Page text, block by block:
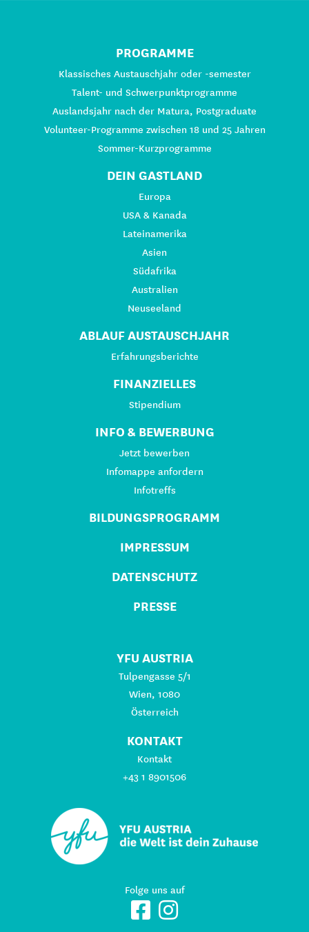
PROGRAMME
Klassisches Austauschjahr oder -semester
Talent- und Schwerpunktprogramme
Auslandsjahr nach der Matura, Postgraduate
Volunteer-Programme zwischen 18 und 25 Jahren
Sommer-Kurzprogramme
DEIN GASTLAND
Europa
USA & Kanada
Lateinamerika
Asien
Südafrika
Australien
Neuseeland
ABLAUF AUSTAUSCHJAHR
Erfahrungsberichte
FINANZIELLES
Stipendium
INFO & BEWERBUNG
Jetzt bewerben
Infomappe anfordern
Infotreffs
BILDUNGSPROGRAMM
IMPRESSUM
DATENSCHUTZ
PRESSE
YFU AUSTRIA
Tulpengasse 5/1
Wien, 1080
Österreich
KONTAKT
Kontakt
+43 1 8901506
Folge uns auf